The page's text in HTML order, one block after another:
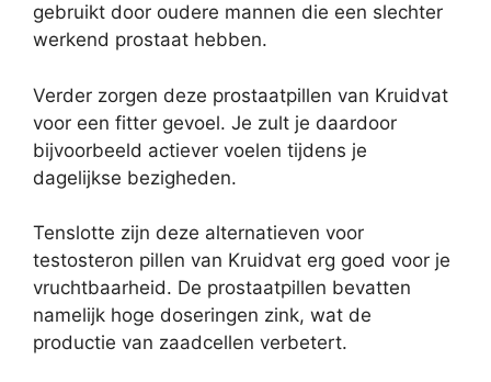
gebruikt door oudere mannen die een slechter
werkend prostaat hebben.
Verder zorgen deze prostaatpillen van Kruidvat
voor een fitter gevoel. Je zult je daardoor
bijvoorbeeld actiever voelen tijdens je
dagelijkse bezigheden.
Tenslotte zijn deze alternatieven voor
testosteron pillen van Kruidvat erg goed voor je
vruchtbaarheid. De prostaatpillen bevatten
namelijk hoge doseringen zink, wat de
productie van zaadcellen verbetert.